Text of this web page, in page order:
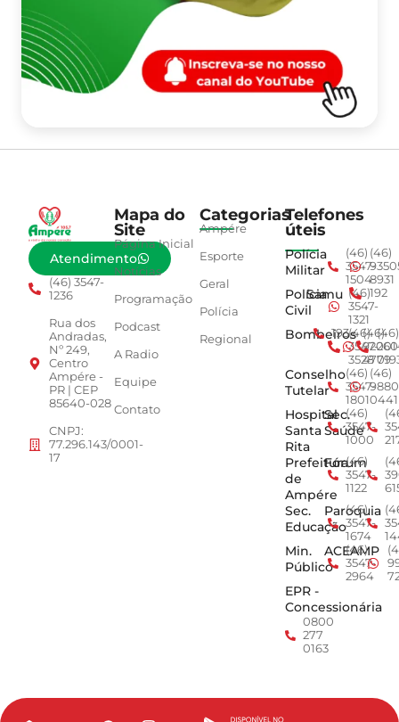
Atendimento
(46) 3547-
1236
Rua dos
Andradas,
Nº 249,
Centro
Ampére -
PR | CEP
85640-028
CNPJ:
77.296.143/0001-
17
Mapa do
Site
Página Inicial
Notícias
Programação
Podcast
A Radio
Equipe
Contato
Categorias
Ampére
Esporte
Geral
Polícia
Regional
Telefones
úteis
Polícia
Militar
(46)
3547-
1504
(46)
8931
Polícia
Civil
Samu (46)
3547-
1321
192
Bombeiros
193(46)
3547-
3528
(46)
4779
(46)
Conselho
Tutelar
(46)
3547-
1801
(46)
0441
Hospital
Santa
Rita
Sec.
Saúde
(46)
3547-
1000
Prefeitura
de
Ampére
Fórum
(46)
3547-
1122
Sec.
Educação
Paroquia
(46)
3547-
1674
Min.
Público
ACEAMP
(46)
3547-
2964
EPR -
Concessionária
0800
277
0163